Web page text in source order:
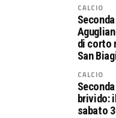
CALCIO
di corto
San
CALCIO
brivido:
sabato